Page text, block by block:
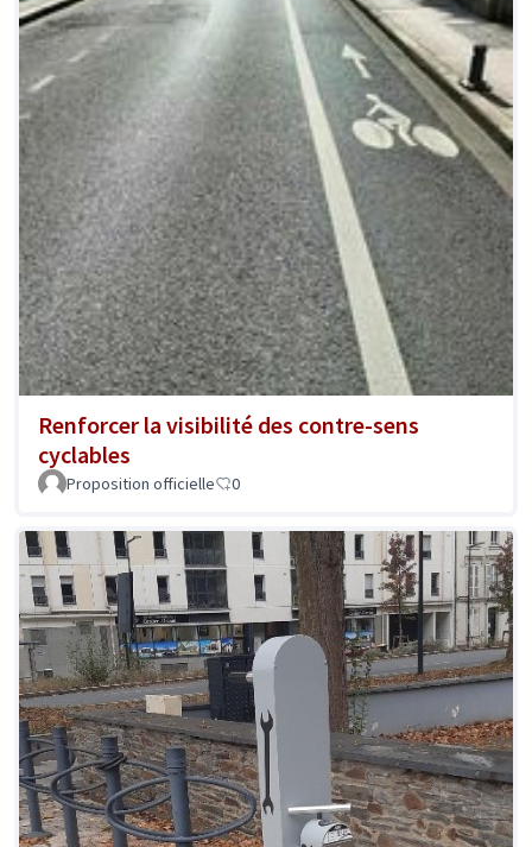
Renforcer la visibilité des contre-sens
cyclables
Proposition officielle 0